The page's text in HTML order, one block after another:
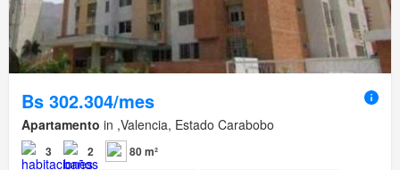
Bs 302.304/mes
Apartamento in ,Valencia, Estado Carabobo
3 2 80 m²